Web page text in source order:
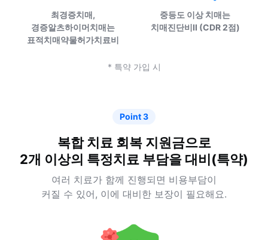
최경증치매,
경증알츠하이머치매는
표적치매약물허가치료비
중등도 이상 치매는
치매진단비II (CDR 2점)
* 특약 가입 시
Point 3
복합 치료 회복 지원금으로
2개 이상의 특정치료 부담을 대비(특약)
여러 치료가 함께 진행되면 비용부담이
커질 수 있어, 이에 대비한 보장이 필요해요.